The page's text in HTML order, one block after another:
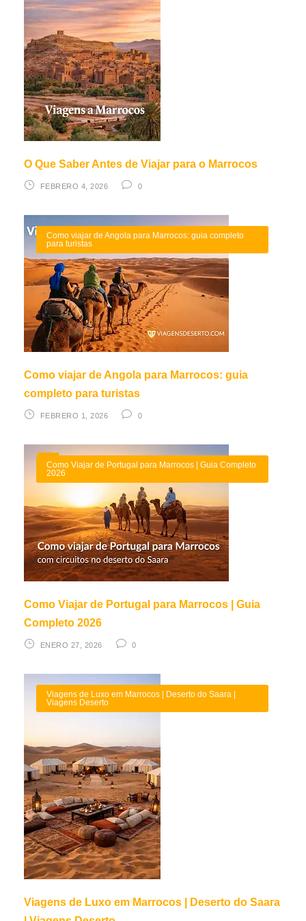
O Que Saber Antes de Viajar para o Marrocos
FEBRERO 4, 2026 0
Como viajar de Angola para Marrocos: guia completo
para turistas
Como viajar de Angola para Marrocos: guia
completo para turistas
FEBRERO 1, 2026 0
Como Viajar de Portugal para Marrocos | Guia Completo
2026
Como Viajar de Portugal para Marrocos | Guia
Completo 2026
ENERO 27, 2026 0
Viagens de Luxo em Marrocos | Deserto do Saara |
Viagens Deserto
Viagens de Luxo em Marrocos | Deserto do Saara